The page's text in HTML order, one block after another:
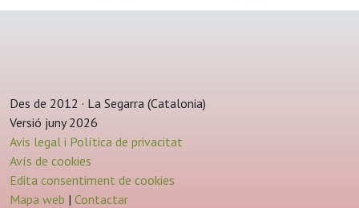
Des de 2012 · La Segarra (Catalonia)
Versió juny 2026
Avis legal i Política de privacitat
Avís de cookies
Edita consentiment de cookies
Mapa web | Contactar